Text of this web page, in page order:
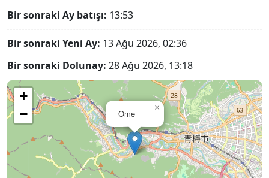
Bir sonraki Ay batışı: 13:53
Bir sonraki Yeni Ay: 13 Ağu 2026, 02:36
Bir sonraki Dolunay: 28 Ağu 2026, 13:18
Ōme
×
+
−